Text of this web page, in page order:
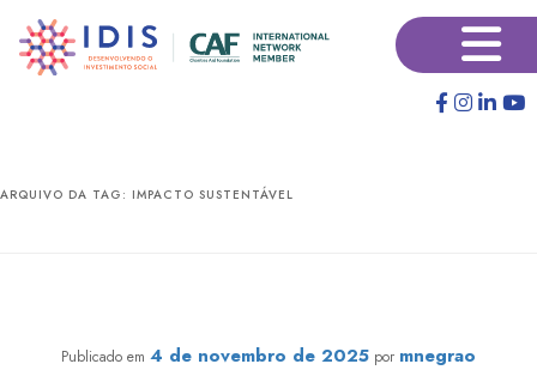
para
para
×
ARQUIVO DA TAG: IMPACTO SUSTENTÁVEL
Publicado em 4 de novembro de 2025 por mnegrao